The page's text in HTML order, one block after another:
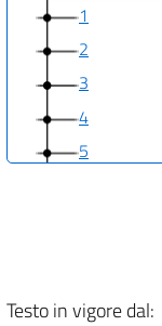
1
2
3
4
5
Testo in vigore dal: